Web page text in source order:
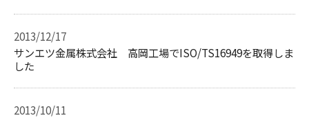
2013/12/17
サンエツ金属株式会社 高岡工場でISO/TS16949を取得しま
した
2013/10/11